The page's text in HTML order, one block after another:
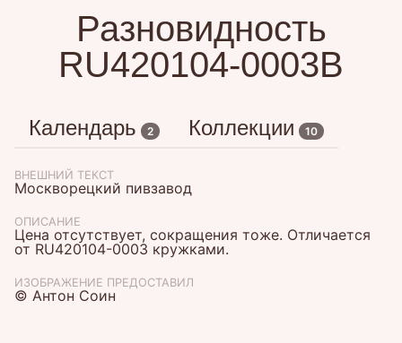
Разновидность
RU420104-0003B
Календарь 2 Коллекции 10
ВНЕШНИЙ ТЕКСТ
Москворецкий пивзавод
ОПИСАНИЕ
Цена отсутствует, сокращения тоже. Отличается
от RU420104-0003 кружками.
ИЗОБРАЖЕНИЕ ПРЕДОСТАВИЛ
© Антон Соин